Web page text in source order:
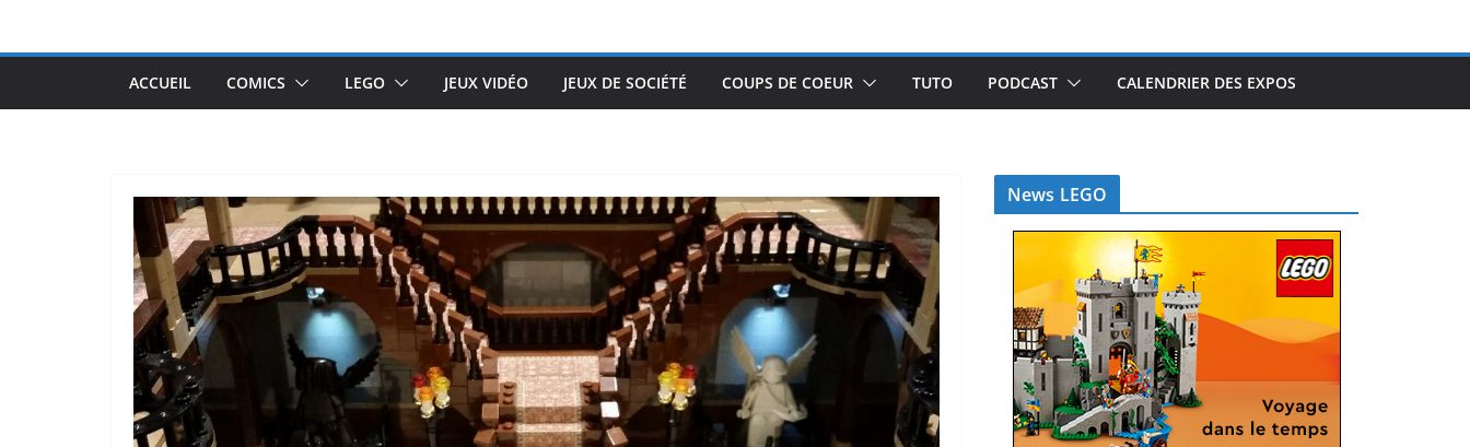
ACCUEIL COMICS LEGO JEUX VIDÉO JEUX DE SOCIÉTÉ COUPS DE COEUR TUTO PODCAST CALENDRIER DES EXPOS
News LEGO